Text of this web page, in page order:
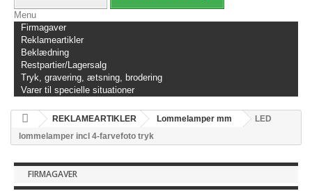
Menu
Firmagaver
Reklameartikler
Beklædning
Restpartier/Lagersalg
Tryk, gravering, ætsning, brodering
Varer til specielle situationer
REKLAMEARTIKLER Lommelamper mm
LED
lommelamper incl 4-farvefoto tryk
FIRMAGAVER